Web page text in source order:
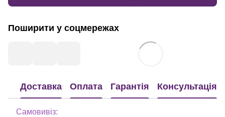
Поширити у соцмережах
Доставка Оплата Гарантія Консультація
Самовивіз: